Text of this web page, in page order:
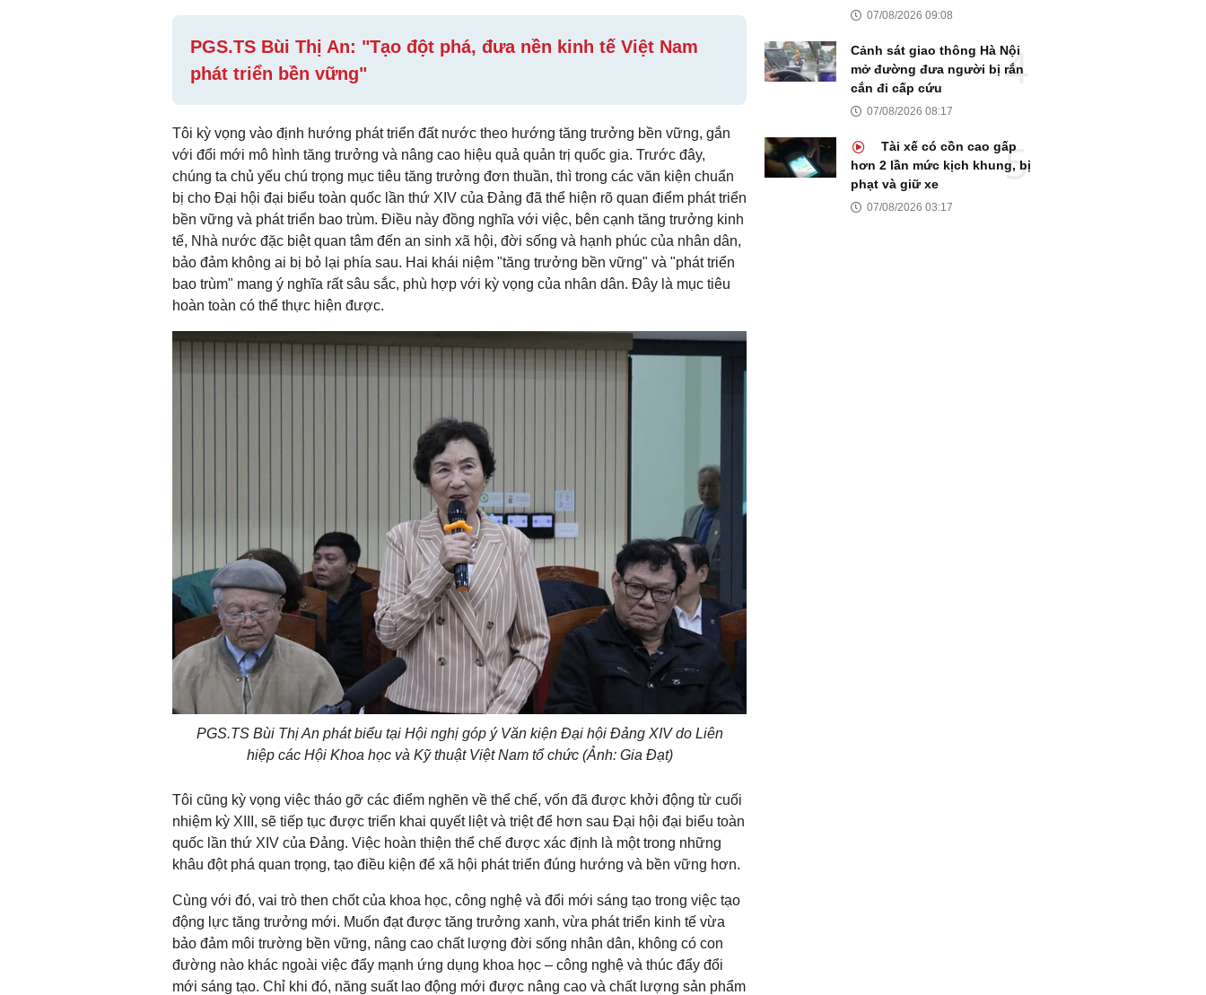
PGS.TS Bùi Thị An: "Tạo đột phá, đưa nền kinh tế Việt Nam
phát triển bền vững"
Tôi kỳ vọng vào định hướng phát triển đất nước theo hướng tăng trưởng bền vững, gắn
với đổi mới mô hình tăng trưởng và nâng cao hiệu quả quản trị quốc gia. Trước đây,
chúng ta chủ yếu chú trọng mục tiêu tăng trưởng đơn thuần, thì trong các văn kiện chuẩn
bị cho Đại hội đại biểu toàn quốc lần thứ XIV của Đảng đã thể hiện rõ quan điểm phát triển
bền vững và phát triển bao trùm. Điều này đồng nghĩa với việc, bên cạnh tăng trưởng kinh
tế, Nhà nước đặc biệt quan tâm đến an sinh xã hội, đời sống và hạnh phúc của nhân dân,
bảo đảm không ai bị bỏ lại phía sau. Hai khái niệm "tăng trưởng bền vững" và "phát triển
bao trùm" mang ý nghĩa rất sâu sắc, phù hợp với kỳ vọng của nhân dân. Đây là mục tiêu
hoàn toàn có thể thực hiện được.
PGS.TS Bùi Thị An phát biểu tại Hội nghị góp ý Văn kiện Đại hội Đảng XIV do Liên
hiệp các Hội Khoa học và Kỹ thuật Việt Nam tổ chức (Ảnh: Gia Đạt)
Tôi cũng kỳ vọng việc tháo gỡ các điểm nghẽn về thể chế, vốn đã được khởi động từ cuối
nhiệm kỳ XIII, sẽ tiếp tục được triển khai quyết liệt và triệt để hơn sau Đại hội đại biểu toàn
quốc lần thứ XIV của Đảng. Việc hoàn thiện thể chế được xác định là một trong những
khâu đột phá quan trọng, tạo điều kiện để xã hội phát triển đúng hướng và bền vững hơn.
Cùng với đó, vai trò then chốt của khoa học, công nghệ và đổi mới sáng tạo trong việc tạo
động lực tăng trưởng mới. Muốn đạt được tăng trưởng xanh, vừa phát triển kinh tế vừa
bảo đảm môi trường bền vững, nâng cao chất lượng đời sống nhân dân, không có con
đường nào khác ngoài việc đẩy mạnh ứng dụng khoa học – công nghệ và thúc đẩy đổi
mới sáng tạo. Chỉ khi đó, năng suất lao động mới được nâng cao và chất lượng sản phẩm
07/08/2026 09:08
Cảnh sát giao thông Hà Nội
mở đường đưa người bị rắn
cắn đi cấp cứu
07/08/2026 08:17
Tài xế có cồn cao gấp
hơn 2 lần mức kịch khung, bị
phạt và giữ xe
07/08/2026 03:17